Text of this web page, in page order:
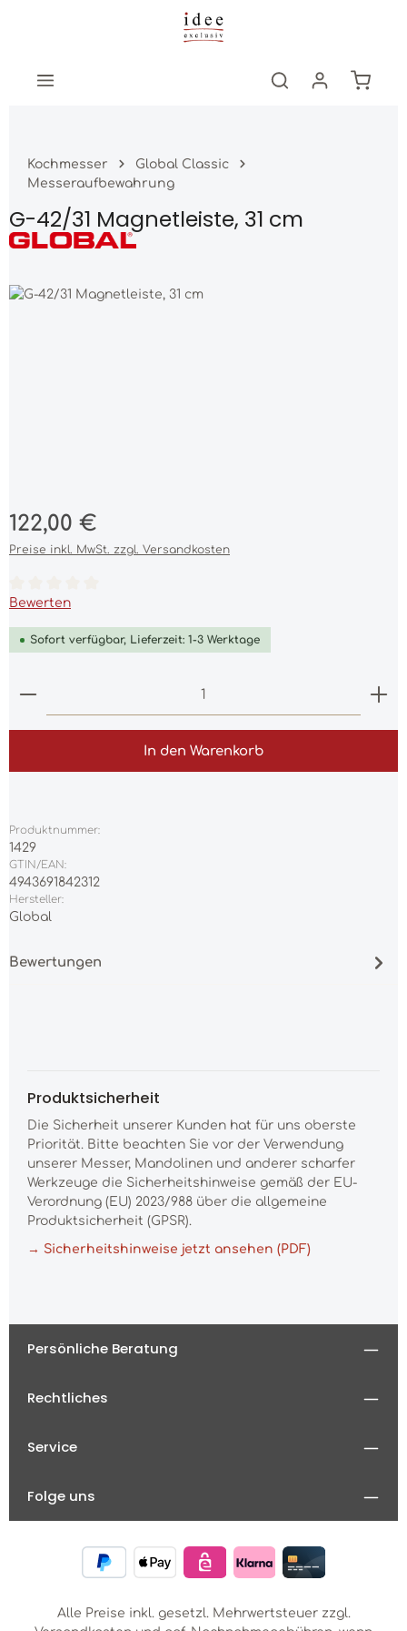
Zum Hauptinhalt springen
Kochmesser
Global Classic
Messeraufbewahrung
G-42/31 Magnetleiste, 31 cm
Bildergalerie überspringen
Regulärer Preis:
122,00 €
Preise inkl. MwSt. zzgl. Versandkosten
Durchschnittliche Bewertung von 0 von 5 Sternen
Bewerten
Sofort verfügbar, Lieferzeit: 1-3 Werktage
Produkt Anzahl: Gib den gewünschten Wert
In den Warenkorb
Produktnummer:
1429
GTIN/EAN:
4943691842312
Hersteller:
Global
Bewertungen
Produktsicherheit
Die Sicherheit unserer Kunden hat für uns oberste
Priorität. Bitte beachten Sie vor der Verwendung
unserer Messer, Mandolinen und anderer scharfer
Werkzeuge die Sicherheitshinweise gemäß der EU-
Verordnung (EU) 2023/988 über die allgemeine
Produktsicherheit (GPSR).
→ Sicherheitshinweise jetzt ansehen (PDF)
Persönliche Beratung
Rechtliches
Service
Folge uns
Alle Preise inkl. gesetzl. Mehrwertsteuer zzgl.